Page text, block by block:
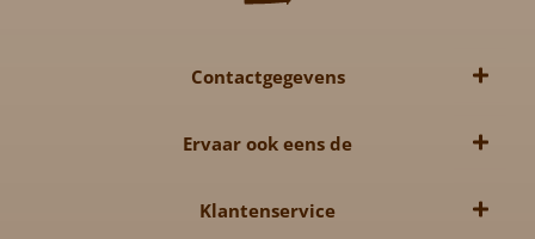
Contactgegevens
Eindhovenseweg 3
Ervaar ook eens de
Brouwerij
Klantenservice